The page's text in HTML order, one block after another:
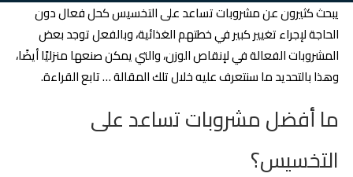
يبحث كثيرون عن مشروبات تساعد على التخسيس كحل فعال دون
الحاجة لإجراء تغيير كبير في خطتهم الغذائية، وبالفعل توجد بعض
المشروبات الفعالة في لإنقاص الوزن، والتي يمكن صنعها منزليًا أيضًا،
وهذا بالتحديد ما سنتعرف عليه خلال تلك المقالة … تابع القراءة.
ما أفضل مشروبات تساعد على
التخسيس؟